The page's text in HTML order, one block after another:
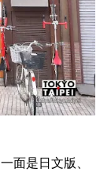
面是日文版、